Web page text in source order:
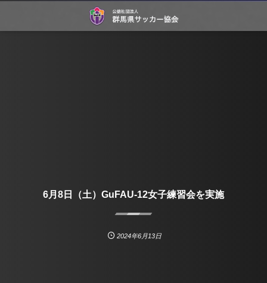
6月8日（土）GuFAU-12女子練習会を実施
2024年6月13日